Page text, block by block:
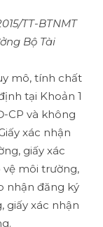
TT-BTNMT
Bộ Tài
mô, tính chất
tại Khoản 1
CP và không
xác nhận
giấy xác
môi trường,
nhận đăng ký
giấy xác nhận